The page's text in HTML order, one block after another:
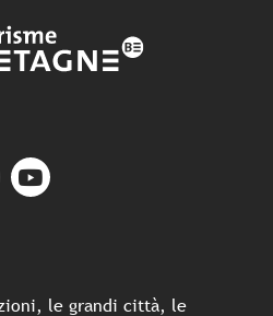
le grandi città, le